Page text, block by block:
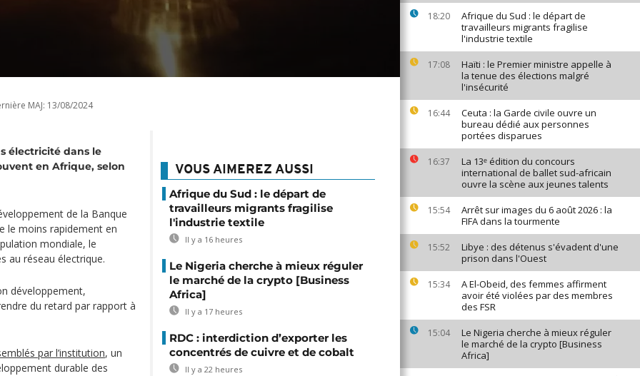
18:20
Afrique du Sud : le départ de
travailleurs migrants fragilise
l'industrie textile
17:08
Haïti : le Premier ministre appelle à
la tenue des élections malgré
l'insécurité
16:44
Ceuta : la Garde civile ouvre un
bureau dédié aux personnes
portées disparues
16:37
La 13ᵉ édition du concours
international de ballet sud-africain
ouvre la scène aux jeunes talents
15:54
Arrêt sur images du 6 août 2026 : la
FIFA dans la tourmente
15:52
Libye : des détenus s'évadent d'une
prison dans l'Ouest
15:34
A El-Obeid, des femmes affirment
avoir été violées par des membres
des FSR
15:04
Le Nigeria cherche à mieux réguler
le marché de la crypto [Business
Africa]
MAJ: 13/08/2024
électricité dans le
en Afrique, selon
de la Banque
le moins rapidement en
mondiale, le
au réseau électrique.
développement,
du retard par rapport à
par l’institution, un
durable des
VOUS AIMEREZ AUSSI
Afrique du Sud : le départ de
travailleurs migrants fragilise
l'industrie textile
Il y a 16 heures
Le Nigeria cherche à mieux réguler
le marché de la crypto [Business
Africa]
Il y a 17 heures
RDC : interdiction d’exporter les
concentrés de cuivre et de cobalt
Il y a 22 heures